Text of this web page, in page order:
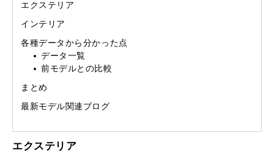
エクステリア
インテリア
各種データから分かった点
データ一覧
前モデルとの比較
まとめ
最新モデル関連ブログ
エクステリア